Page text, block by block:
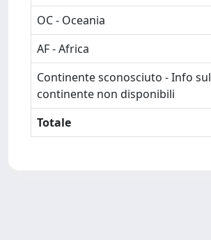
OC - Oceania
AF - Africa
Continente sconosciuto - Info sul
continente non disponibili
Totale